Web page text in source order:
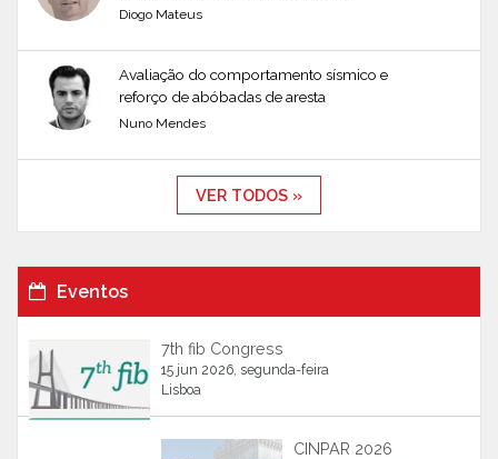
Diogo Mateus
Avaliação do comportamento sísmico e
reforço de abóbadas de aresta
Nuno Mendes
VER TODOS »
Eventos
7th fib Congress
15 jun 2026, segunda-feira
Lisboa
CINPAR 2026